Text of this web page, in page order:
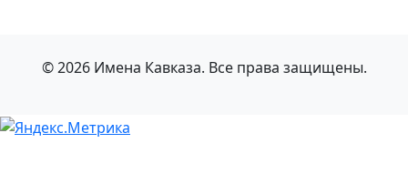
© 2026 Имена Кавказа. Все права защищены.